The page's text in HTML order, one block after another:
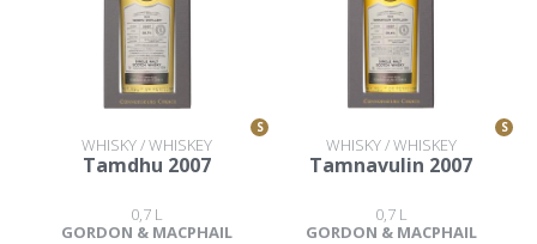
S
WHISKY / WHISKEY
Tamdhu 2007
0,7 L
GORDON & MACPHAIL
S
WHISKY / WHISKEY
Tamnavulin 2007
0,7 L
GORDON & MACPHAIL